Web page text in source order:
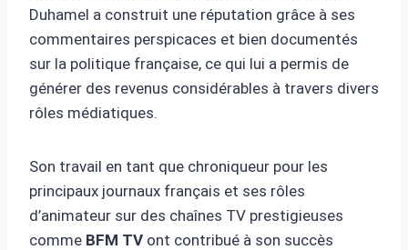
Duhamel a construit une réputation grâce à ses
commentaires perspicaces et bien documentés
sur la politique française, ce qui lui a permis de
générer des revenus considérables à travers divers
rôles médiatiques.
Son travail en tant que chroniqueur pour les
principaux journaux français et ses rôles
d’animateur sur des chaînes TV prestigieuses
comme BFM TV ont contribué à son succès